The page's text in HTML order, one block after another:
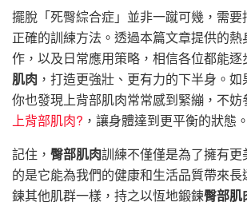
擺脫「死臀綜合症」並非一蹴可幾，需
正確的訓練方法。透過本篇文章提供的熱
作，以及日常應用策略，相信各位都能逐
肌肉 ，打造更強壯、更有力的下半身。如
你也發現上背部肌肉常常感到緊繃，不妨
上背部肌肉? ，讓身體達到更平衡的狀態。
記住， 臀部肌肉訓練不僅僅是為了擁有
的是它能為我們的健康和生活品質帶來
鍊其他肌群一樣，持之以恆地鍛鍊臀部肌